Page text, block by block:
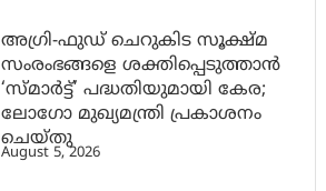
അഗ്രി-ഫുഡ് ചെറുകിട സൂക്ഷ്മ
സംരംഭങ്ങളെ ശക്തിപ്പെടുത്താന്‍
‘സ്മാര്‍ട്ട്’ പദ്ധതിയുമായി കേര;
ലോഗോ മുഖ്യമന്ത്രി പ്രകാശനം
ചെയ്തു
August 5, 2026